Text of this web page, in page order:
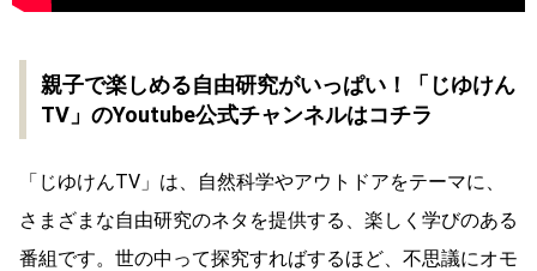
親子で楽しめる自由研究がいっぱい！「じゆけん
TV」のYoutube公式チャンネルはコチラ
「じゆけんTV」は、自然科学やアウトドアをテーマに、
さまざまな自由研究のネタを提供する、楽しく学びのある
番組です。世の中って探究すればするほど、不思議にオモ